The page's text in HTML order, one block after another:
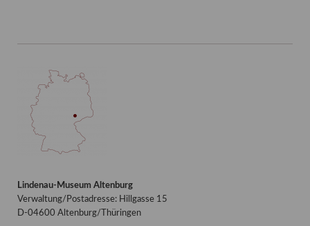
Lindenau-Museum Altenburg
Verwaltung/Postadresse: Hillgasse 15
D-04600 Altenburg/Thüringen